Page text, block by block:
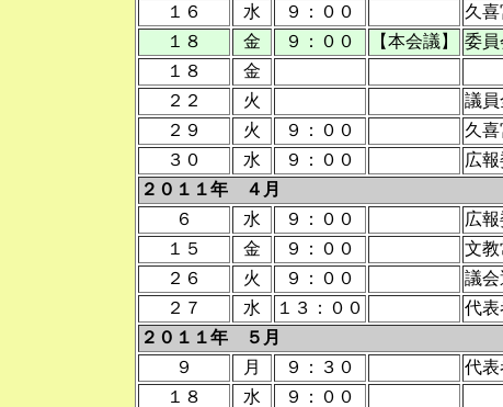
１６
水 ９：００ 久
１８
金 ９：００ 【本会議】 委
１８
金
２２
火
議員
２９
火 ９：００ 久
３０
水 ９：００ 広
２０１１年 ４月
６
水 ９：００ 広
１５
金 ９：００ 文教
２６
火 ９：００
議会
２７
水 １３：００ 代表
２０１１年 ５月
９
月 ９：３０ 代表
１８
水 ９：００